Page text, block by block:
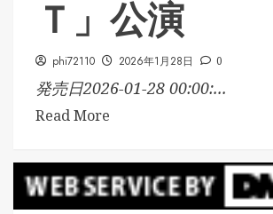
Ｔ」公演
phi72110 2026年1月28日 0
発売日2026-01-28 00:00:...
Read More